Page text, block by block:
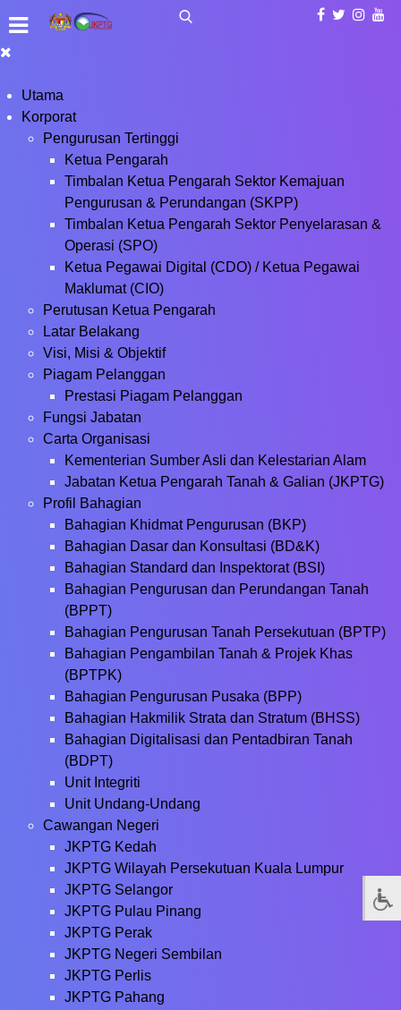
Utama
Korporat
Pengurusan Tertinggi
Ketua Pengarah
Timbalan Ketua Pengarah Sektor Kemajuan
Pengurusan & Perundangan (SKPP)
Timbalan Ketua Pengarah Sektor Penyelarasan &
Operasi (SPO)
Ketua Pegawai Digital (CDO) / Ketua Pegawai
Maklumat (CIO)
Perutusan Ketua Pengarah
Latar Belakang
Visi, Misi & Objektif
Piagam Pelanggan
Prestasi Piagam Pelanggan
Fungsi Jabatan
Carta Organisasi
Kementerian Sumber Asli dan Kelestarian Alam
Jabatan Ketua Pengarah Tanah & Galian (JKPTG)
Profil Bahagian
Bahagian Khidmat Pengurusan (BKP)
Bahagian Dasar dan Konsultasi (BD&K)
Bahagian Standard dan Inspektorat (BSI)
Bahagian Pengurusan dan Perundangan Tanah
(BPPT)
Bahagian Pengurusan Tanah Persekutuan (BPTP)
Bahagian Pengambilan Tanah & Projek Khas
(BPTPK)
Bahagian Pengurusan Pusaka (BPP)
Bahagian Hakmilik Strata dan Stratum (BHSS)
Bahagian Digitalisasi dan Pentadbiran Tanah
(BDPT)
Unit Integriti
Unit Undang-Undang
Cawangan Negeri
JKPTG Kedah
JKPTG Wilayah Persekutuan Kuala Lumpur
JKPTG Selangor
JKPTG Pulau Pinang
JKPTG Perak
JKPTG Negeri Sembilan
JKPTG Perlis
JKPTG Pahang